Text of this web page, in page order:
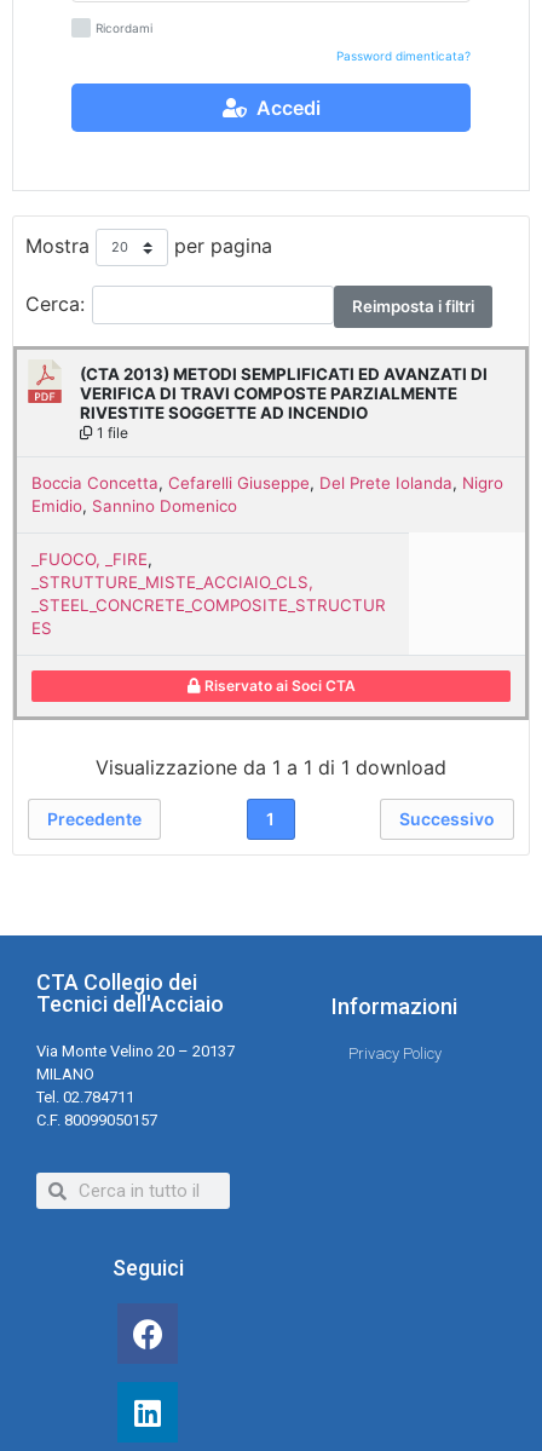
Ricordami
Password dimenticata?
Accedi
Mostra per pagina
Cerca: Reimposta i filtri
(CTA 2013) METODI SEMPLIFICATI ED AVANZATI DI
VERIFICA DI TRAVI COMPOSTE PARZIALMENTE
RIVESTITE SOGGETTE AD INCENDIO
1 file
Boccia Concetta, Cefarelli Giuseppe, Del Prete Iolanda, Nigro
Emidio, Sannino Domenico
_FUOCO, _FIRE,
_STRUTTURE_MISTE_ACCIAIO_CLS,
_STEEL_CONCRETE_COMPOSITE_STRUCTUR
ES
Riservato ai Soci CTA
Visualizzazione da 1 a 1 di 1 download
Precedente 1 Successivo
CTA Collegio dei
Tecnici dell'Acciaio
Via Monte Velino 20 – 20137
MILANO
Tel. 02.784711
C.F. 80099050157
Informazioni
Privacy Policy
Seguici